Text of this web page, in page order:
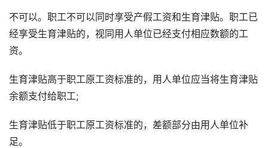
不可以。职工不可以同时享受产假工资和生育津贴。职工已
经享受生育津贴的，视同用人单位已经支付相应数额的工
资。
生育津贴高于职工原工资标准的，用人单位应当将生育津贴
余额支付给职工;
生育津贴低于职工原工资标准的，差额部分由用人单位补
足。